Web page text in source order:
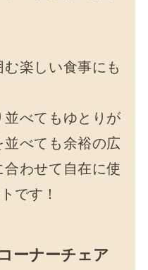
楽しい食事にも
べてもゆとりが
べても余裕の広
わせて自在に使
です！
ーナーチェア